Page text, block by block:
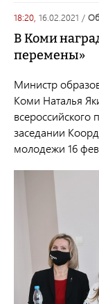
18:20, 16.02.2021 /
В Коми
перемены»
Министр
Коми Наталья
заседании
молодежи 16